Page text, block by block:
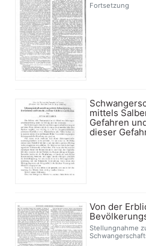
Fortsetzung
mittels
Gefahren
dieser
Von der
Stellungnahme